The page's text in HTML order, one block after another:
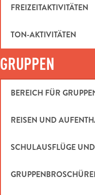
FREIZEITAKTIVITÄTEN
TON-AKTIVITÄTEN
GRUPPEN
BEREICH FÜR
REISEN UND
SCHULAUSFLÜGE